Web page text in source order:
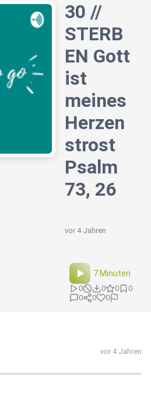
30 //
STERB
EN Gott
ist
meines
Herzen
strost
Psalm
73, 26
vor 4 Jahren
7 Minuten
0 0 0
0
0
0 0
vor 4 Jahren